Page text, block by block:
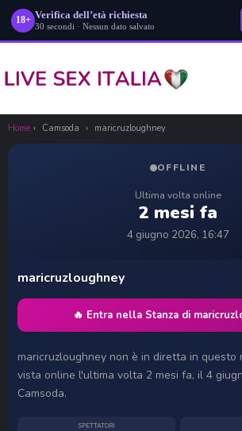
18+ Verifica dell’età richiesta
30 secondi · Nessun dato salvato
contenuto
Home › Camsoda › maricruzloughney
OFFLINE
Ultima volta online
2 mesi fa
4 giugno 2026, 16:47
maricruzloughney
🔥 Entra nella Stanza di
maricruzloughney non è in diretta in questo
vista online l'ultima volta 2 mesi fa, il 4
Camsoda.
SPETTATORI